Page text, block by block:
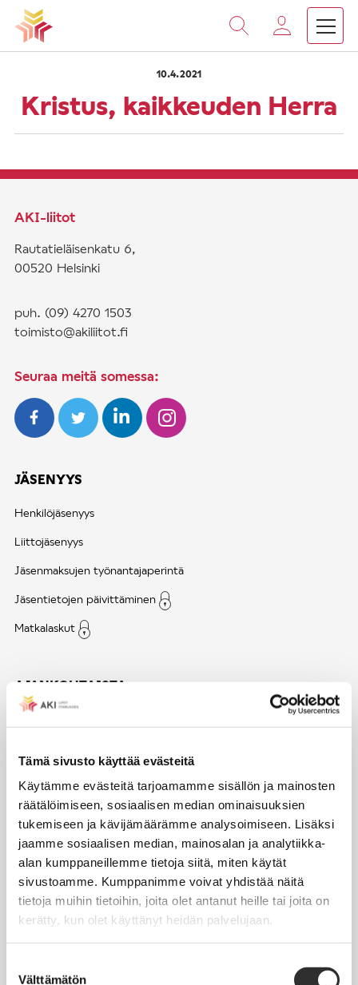
Tämä sivusto käyttää evästeitä
Käytämme evästeitä tarjoamamme sisällön ja mainosten
räätälöimiseen, sosiaalisen median ominaisuuksien
tukemiseen ja kävijämäärämme analysoimiseen. Lisäksi
jaamme sosiaalisen median, mainosalan ja analytiikka-
alan kumppaneillemme tietoja siitä, miten käytät
sivustoamme. Kumppanimme voivat yhdistää näitä
tietoja muihin tietoihin, joita olet antanut heille tai joita on
kerätty, kun olet käyttänyt heidän palvelujaan.
Välttämätön
Vieritä
sisältöön
Etusivu Kristus, kaikkeuden Herra
10.4.2021
Kristus, kaikkeuden Herra
AKI-liitot
Rautatieläisenkatu 6,
00520 Helsinki
puh. (09) 4270 1503
toimisto@akiliitot.fi
Seuraa meitä somessa:
JÄSENYYS
Henkilöjäsenyys
Liittojäsenyys
Jäsenmaksujen työnantajaperintä
Jäsentietojen päivittäminen
Matkalaskut
AJANKOHTAISTA
Crux-lehti
JOBI
TYÖELÄMÄOPAS
Työnhaku